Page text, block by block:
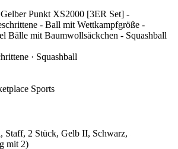
Punkt XS2000 [3ER Set] -
- Ball mit Wettkampfgröße -
Bälle mit Baumwollsäckchen - Squashball
· Squashball